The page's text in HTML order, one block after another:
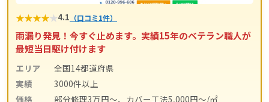
★★★★★4.1 （口コミ1件）
雨漏り発見！今すぐ止めます。実績15年のベテラン職人が
最短当日駆け付けます
エリア
全国14都道府県
実績
3000件以上
価格
部分修理3万円～、カバー工法5,000円～/㎡